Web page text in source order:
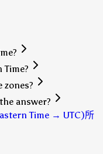
zones?
answer?
Time → UTC)所